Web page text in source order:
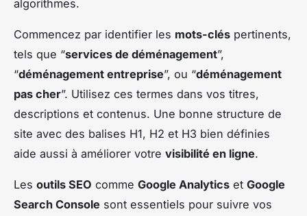
algorithmes.
Commencez par identifier les mots-clés pertinents,
tels que “services de déménagement”,
“déménagement entreprise”, ou “déménagement
pas cher”. Utilisez ces termes dans vos titres,
descriptions et contenus. Une bonne structure de
site avec des balises H1, H2 et H3 bien définies
aide aussi à améliorer votre visibilité en ligne.
Les outils SEO comme Google Analytics et Google
Search Console sont essentiels pour suivre vos